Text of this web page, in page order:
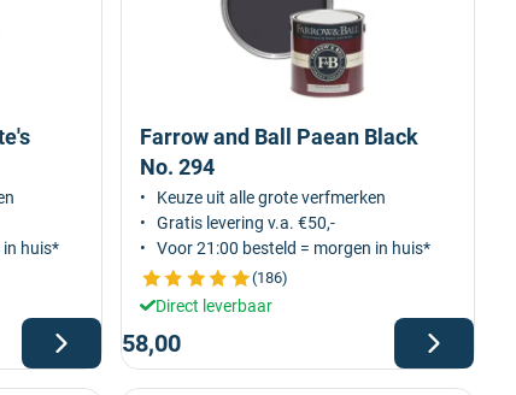
in huis*
Farrow and Ball Paean Black
No. 294
Keuze uit alle grote verfmerken
Gratis levering v.a. €50,-
Voor 21:00 besteld = morgen in huis*
(186)
Direct leverbaar
58,00